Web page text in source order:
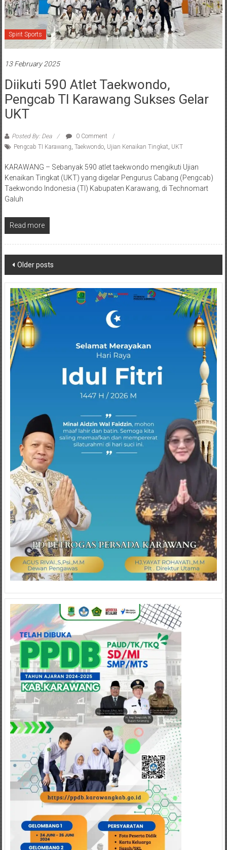
Spirit Sports
13 February 2025
Diikuti 590 Atlet Taekwondo,
Pengcab TI Karawang Sukses Gelar
UKT
Posted By: Dea
0 Comment
Pengcab TI Karawang, Taekwondo, Ujian Kenaikan Tingkat, UKT
KARAWANG – Sebanyak 590 atlet taekwondo mengikuti Ujian
Kenaikan Tingkat (UKT) yang digelar Pengurus Cabang (Pengcab)
Taekwondo Indonesia (TI) Kabupaten Karawang, di Technomart
Galuh
Read more
Posts
navigation
Older posts